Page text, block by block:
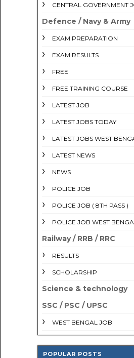
CENTRAL GOVERNMENT
Defence / Navy & Army
EXAM PREPARATION
EXAM RESULTS
FREE
FREE TRAINING COURSE
LATEST JOB
LATEST JOBS TODAY
LATEST JOBS WEST
LATEST NEWS
NEWS
POLICE JOB
POLICE JOB ( 8TH PASS )
POLICE JOB WEST
Railway / RRB / RRC
RESULTS
SCHOLARSHIP
Science & technology
SSC / PSC / UPSC
WEST BENGAL JOB
POPULAR POSTS